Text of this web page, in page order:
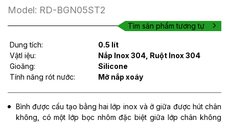
Model: RD-BGN05ST2
Tìm sản phẩm tương tự
Dung tích:
0.5 lít
Vậtl iệu:
Nắp Inox 304, Ruột Inox 304
Gioăng:
Silicone
Tính năng rót nước:
Mở nắp xoáy
Bình được cấu tạo bằng hai lớp inox và ở giữa được hút chân
không, có một lớp bọc nhôm đặc biệt giữa lớp chân không